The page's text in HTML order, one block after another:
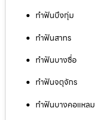
ทำฟันบึงกุ่ม
ทำฟันสาทร
ทำฟันบางซื่อ
ทำฟันจตุจักร
ทำฟันบางคอแหลม